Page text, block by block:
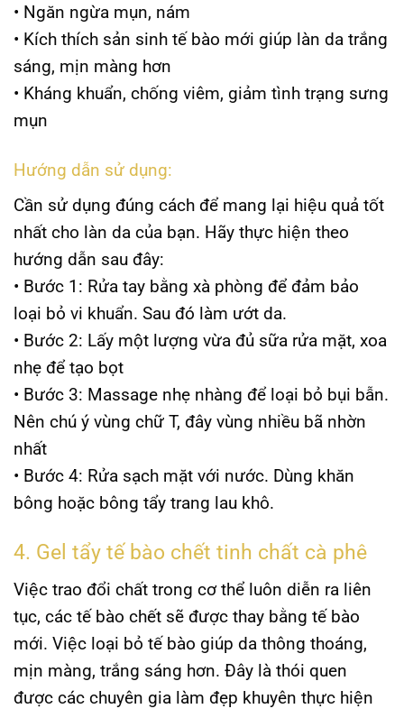
• Ngăn ngừa mụn, nám
• Kích thích sản sinh tế bào mới giúp làn da trắng
sáng, mịn màng hơn
• Kháng khuẩn, chống viêm, giảm tình trạng sưng
mụn
Hướng dẫn sử dụng:
Cần sử dụng đúng cách để mang lại hiệu quả tốt
nhất cho làn da của bạn. Hãy thực hiện theo
hướng dẫn sau đây:
• Bước 1: Rửa tay bằng xà phòng để đảm bảo
loại bỏ vi khuẩn. Sau đó làm ướt da.
• Bước 2: Lấy một lượng vừa đủ sữa rửa mặt, xoa
nhẹ để tạo bọt
• Bước 3: Massage nhẹ nhàng để loại bỏ bụi bẫn.
Nên chú ý vùng chữ T, đây vùng nhiều bã nhờn
nhất
• Bước 4: Rửa sạch mặt với nước. Dùng khăn
bông hoặc bông tẩy trang lau khô.
4. Gel tẩy tế bào chết tinh chất cà phê
Việc trao đổi chất trong cơ thể luôn diễn ra liên
tục, các tế bào chết sẽ được thay bằng tế bào
mới. Việc loại bỏ tế bào giúp da thông thoáng,
mịn màng, trắng sáng hơn. Đây là thói quen
được các chuyên gia làm đẹp khuyên thực hiện